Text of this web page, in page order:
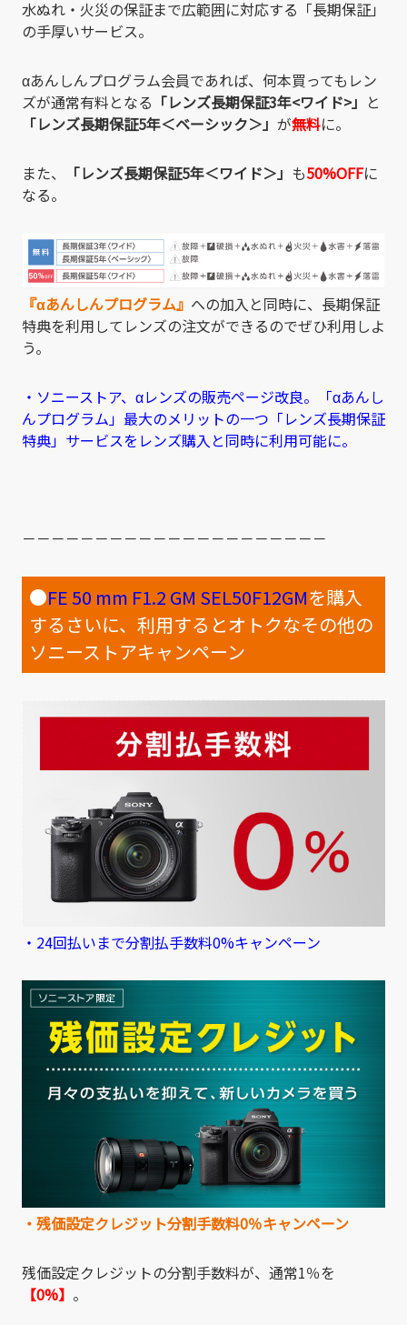
水ぬれ・火災の保証まで広範囲に対応する「長期保証」
の手厚いサービス。
αあんしんプログラム会員であれば、何本買ってもレン
ズが通常有料となる 「レンズ長期保証3年<ワイド>」 と
「レンズ長期保証5年＜ベーシック＞」 が無料に。
また、 「レンズ長期保証5年＜ワイド＞」 も50%OFFに
なる。
『αあんしんプログラム』 への加入と同時に、長期保証
特典を利用してレンズの注文ができるのでぜひ利用しよ
う。
・ソニーストア、αレンズの販売ページ改良。「αあんし
んプログラム」最大のメリットの一つ「レンズ長期保証
特典」サービスをレンズ購入と同時に利用可能に。
－－－－－－－－－－－－－－－－－－－－－
●FE 50 mm F1.2 GM SEL50F12GMを購入
するさいに、利用するとオトクなその他の
ソニーストアキャンペーン
・24回払いまで分割払手数料0%キャンペーン
・残価設定クレジット分割手数料0％キャンペーン
残価設定クレジットの分割手数料が、通常1％を
【0%】 。